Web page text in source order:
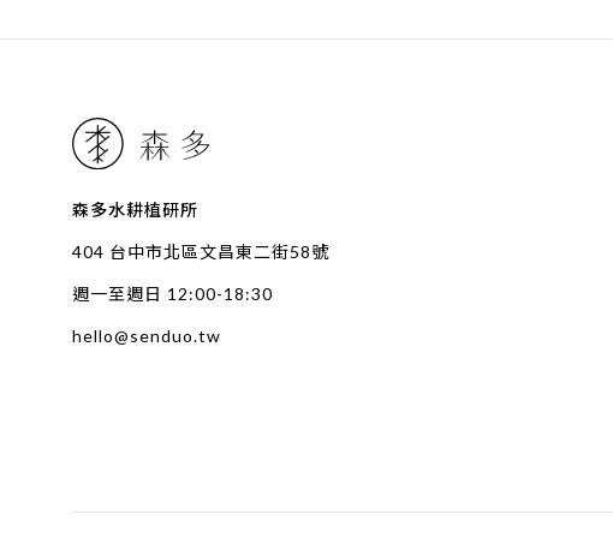
森多水耕植研所
404 台中市北區文昌東二街58號
週一至週日 12:00-18:30
hello@senduo.tw